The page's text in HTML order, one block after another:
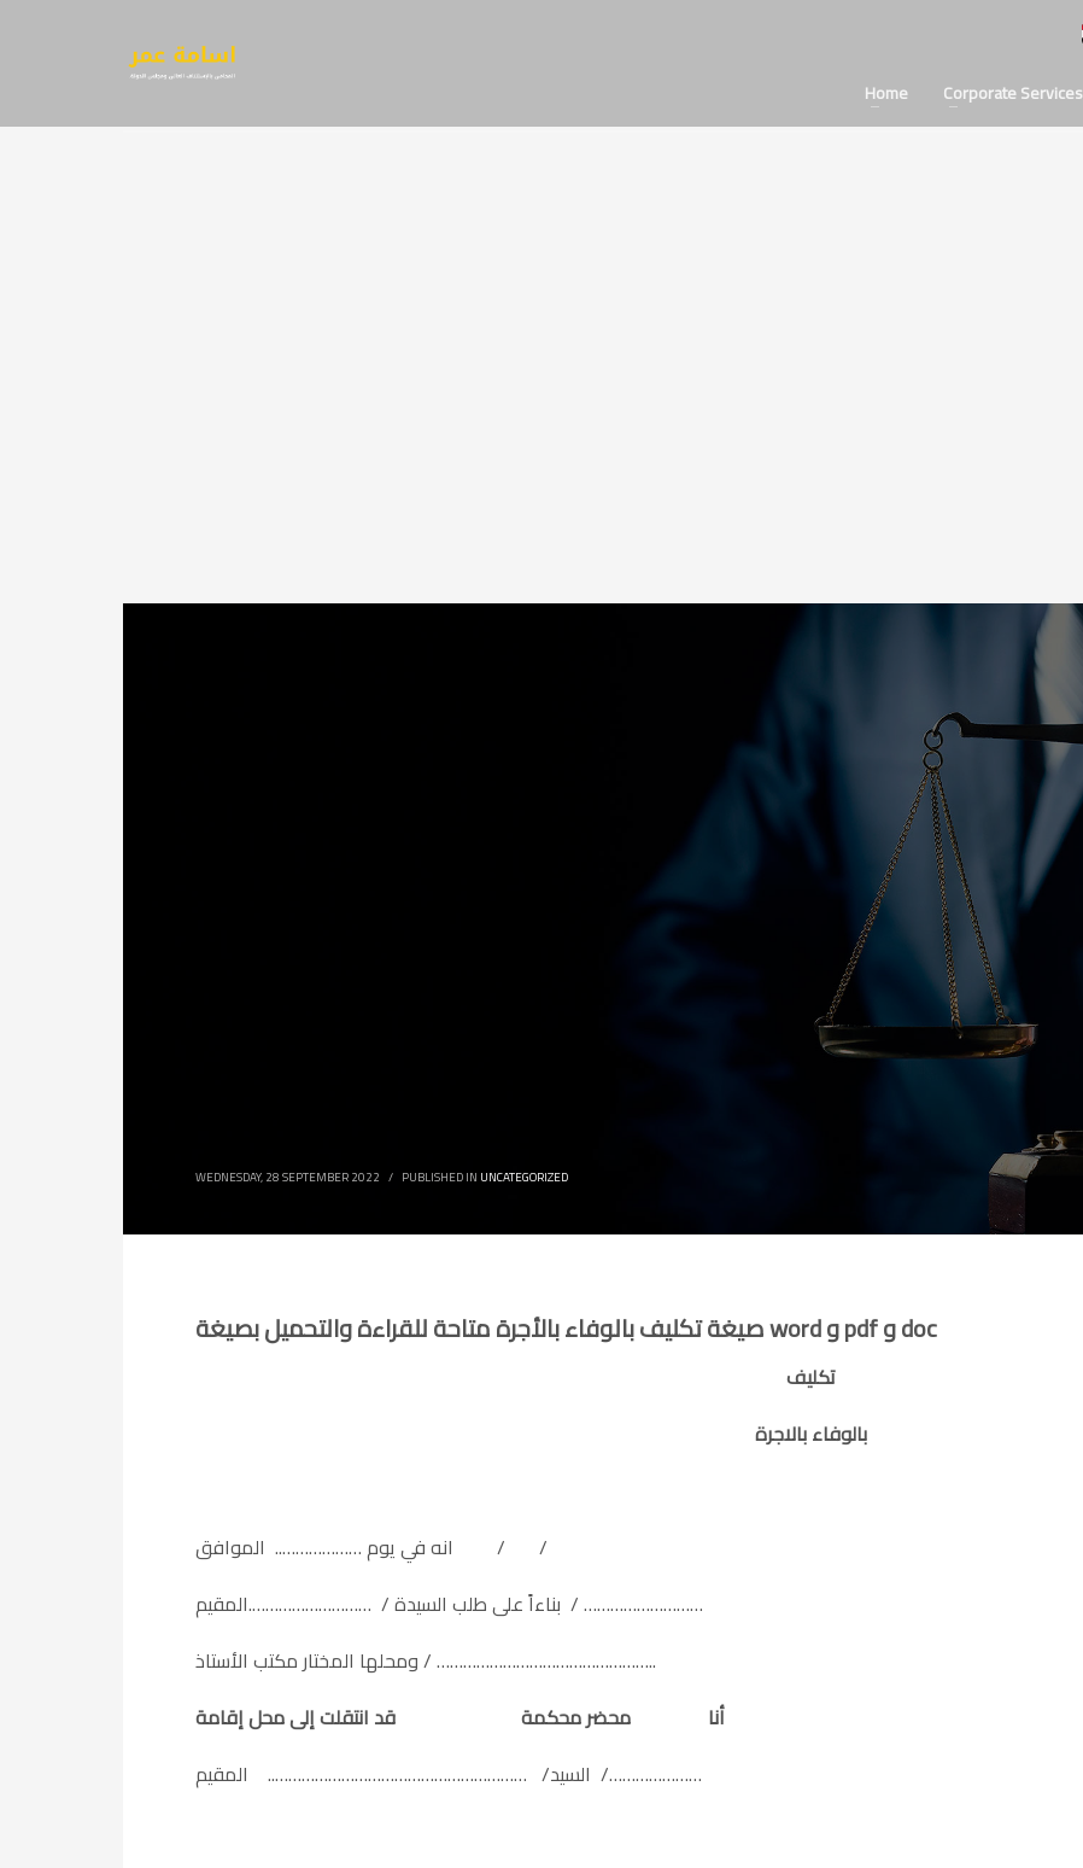
Home Corporate Services
WEDNESDAY, 28 SEPTEMBER 2022 / PUBLISHED IN UNCATEGORIZED
صيغة تكليف بالوفاء بالأجرة متاحة للقراءة والتحميل بصيغة word و pdf و doc
تكليف
بالوفاء بالاجرة
انه في يوم ……………….. الموافق / /
بناءاً على طلب السيدة / ……………………….المقيم / ………………………
ومحلها المختار مكتب الأستاذ / …………………………………………..
السيد/ ………………………………………………….. المقيم /…………………